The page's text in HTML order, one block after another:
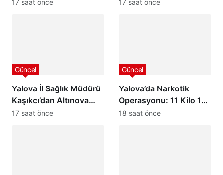
17 saat önce 17 saat önce
Yalova İl Sağlık Müdürü
Kaşıkcı’dan Altınova
Kaymakamı Göksu
Güncel
17 saat önce
Yalova’da Narkotik
Operasyonu: 11 Kilo 185
Gram Uyuşturucu Ele
Güncel
18 saat önce